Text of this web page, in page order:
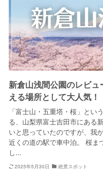
新倉山浅間公園のレビ
える場所として大人気！
「富士山・五重塔・桜」とい
る、山梨県富士吉田市にある
いと思っていたのですが、我
近くの道の駅で車中泊。 桜ま
し...
2025年5月30日 絶景スポット